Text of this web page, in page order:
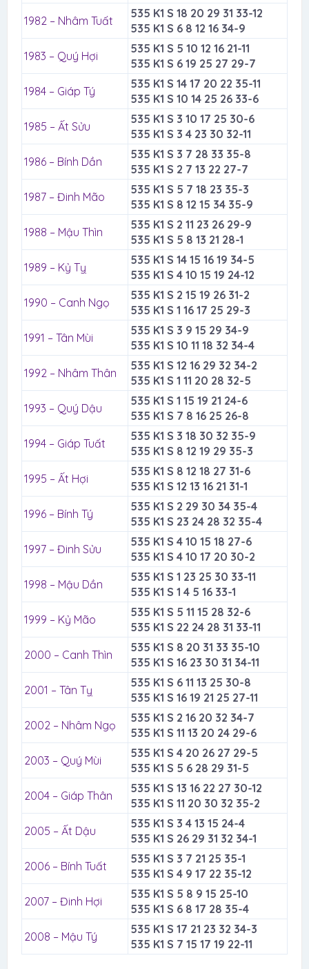
1982 – Nhâm Tuất
535 K1 S 18 20 29 31 33-12
535 K1 S 6 8 12 16 34-9
1983 – Quý Hợi
535 K1 S 5 10 12 16 21-11
535 K1 S 6 19 25 27 29-7
1984 – Giáp Tý
535 K1 S 14 17 20 22 35-11
535 K1 S 10 14 25 26 33-6
1985 – Ất Sửu
535 K1 S 3 10 17 25 30-6
535 K1 S 3 4 23 30 32-11
1986 – Bính Dần
535 K1 S 3 7 28 33 35-8
535 K1 S 2 7 13 22 27-7
1987 – Đinh Mão
535 K1 S 5 7 18 23 35-3
535 K1 S 8 12 15 34 35-9
1988 – Mậu Thìn
535 K1 S 2 11 23 26 29-9
535 K1 S 5 8 13 21 28-1
1989 – Kỷ Tỵ
535 K1 S 14 15 16 19 34-5
535 K1 S 4 10 15 19 24-12
1990 – Canh Ngọ
535 K1 S 2 15 19 26 31-2
535 K1 S 1 16 17 25 29-3
1991 – Tân Mùi
535 K1 S 3 9 15 29 34-9
535 K1 S 10 11 18 32 34-4
1992 – Nhâm Thân
535 K1 S 12 16 29 32 34-2
535 K1 S 1 11 20 28 32-5
1993 – Quý Dậu
535 K1 S 1 15 19 21 24-6
535 K1 S 7 8 16 25 26-8
1994 – Giáp Tuất
535 K1 S 3 18 30 32 35-9
535 K1 S 8 12 19 29 35-3
1995 – Ất Hợi
535 K1 S 8 12 18 27 31-6
535 K1 S 12 13 16 21 31-1
1996 – Bính Tý
535 K1 S 2 29 30 34 35-4
535 K1 S 23 24 28 32 35-4
1997 – Đinh Sửu
535 K1 S 4 10 15 18 27-6
535 K1 S 4 10 17 20 30-2
1998 – Mậu Dần
535 K1 S 1 23 25 30 33-11
535 K1 S 1 4 5 16 33-1
1999 – Kỷ Mão
535 K1 S 5 11 15 28 32-6
535 K1 S 22 24 28 31 33-11
2000 – Canh Thìn
535 K1 S 8 20 31 33 35-10
535 K1 S 16 23 30 31 34-11
2001 – Tân Tỵ
535 K1 S 6 11 13 25 30-8
535 K1 S 16 19 21 25 27-11
2002 – Nhâm Ngọ
535 K1 S 2 16 20 32 34-7
535 K1 S 11 13 20 24 29-6
2003 – Quý Mùi
535 K1 S 4 20 26 27 29-5
535 K1 S 5 6 28 29 31-5
2004 – Giáp Thân
535 K1 S 13 16 22 27 30-12
535 K1 S 11 20 30 32 35-2
2005 – Ất Dậu
535 K1 S 3 4 13 15 24-4
535 K1 S 26 29 31 32 34-1
2006 – Bính Tuất
535 K1 S 3 7 21 25 35-1
535 K1 S 4 9 17 22 35-12
2007 – Đinh Hợi
535 K1 S 5 8 9 15 25-10
535 K1 S 6 8 17 28 35-4
2008 – Mậu Tý
535 K1 S 17 21 23 32 34-3
535 K1 S 7 15 17 19 22-11